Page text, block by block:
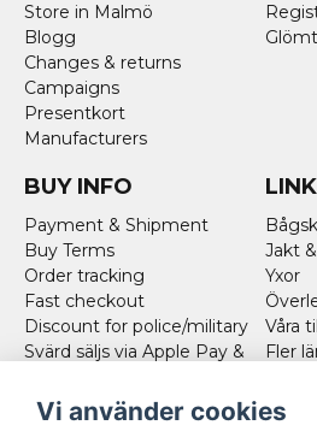
Store in Malmö
Blogg
Changes & returns
Campaigns
Presentkort
Manufacturers
BUY INFO
Payment & Shipment
Buy Terms
Order tracking
Fast checkout
Discount for police/military
Svärd säljs via Apple Pay &
Norweigan customers
Jakt
Yxor
Våra
Fler
Vi använder cookies